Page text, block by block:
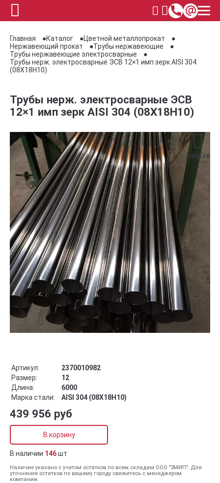
Главная Каталог
Цветной металлопрокат
Нержавеющий прокат
Трубы нержавеющие
Трубы нержавеющие электросварные
Трубы нерж. электросварные ЭСВ 12×1 имп зерк AISI 304
(08Х18Н10)
Трубы нерж. электросварные ЭСВ
12×1 имп зерк AISI 304 (08Х18Н10)
zmip.ru
Артикул:
2370010982
Размер:
12
Длина:
6000
Марка стали:
AISI 304 (08Х18Н10)
439 956 руб
В корзину
В наличии 146шт
Наличие указано с учетом остатков по всем складам ООО "ЗМИП". Для
уточнения остатков по вашему городу свяжитесь с менеджером
компании.